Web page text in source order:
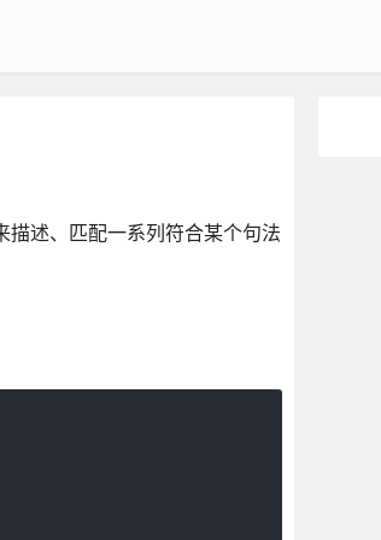
述、匹配一系列符合某个句法